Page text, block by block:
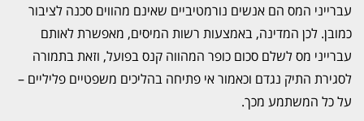
עברייני המס הם אנשים נורמטיביים שאינם מהווים סכנה לציבור
כמובן. לכן המדינה, באמצעות רשות המיסים, מאפשרת לאותם
עברייני מס לשלם סכום כופר המהווה קנס בפועל, וזאת בתמורה
לסגירת התיק נגדם וכאמור אי פתיחה בהליכים משפטיים פליליים –
על כל המשתמע מכך.